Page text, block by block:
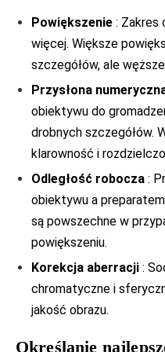
Powiększenie : Zakres
więcej. Większe
szczegółów, ale
Przysłona
obiektywu do
drobnych szczegółów.
klarowność i
Odległość robocza :
obiektywu a
są powszechne w
powiększeniu.
Korekcja aberracji :
chromatyczne i
jakość obrazu.
Określanie